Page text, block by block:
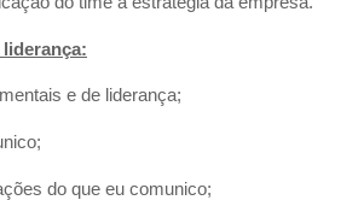
liderança:
e de liderança;
do que eu comunico;